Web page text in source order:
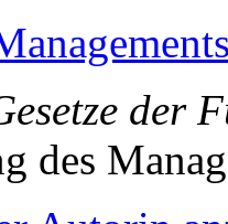
der
des